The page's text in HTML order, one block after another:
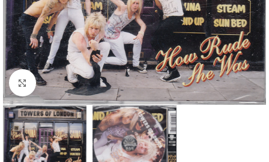
Click to enlarge